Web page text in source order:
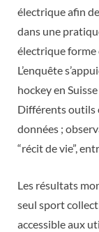
électrique afin
dans une
électrique forme
L’enquête
hockey en
Différents outils
données ;
“récit de vie”,
Les résultats
seul sport
accessible aux